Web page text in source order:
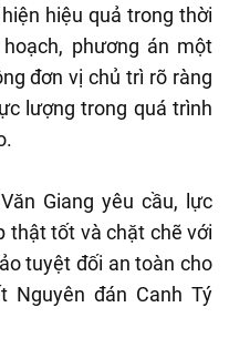
hiệu quả trong thời
phương án một
đơn vị chủ trì rõ ràng
lượng trong quá trình
Giang yêu cầu, lực
thật tốt và chặt chẽ với
tuyệt đối an toàn cho
Nguyên đán Canh Tý